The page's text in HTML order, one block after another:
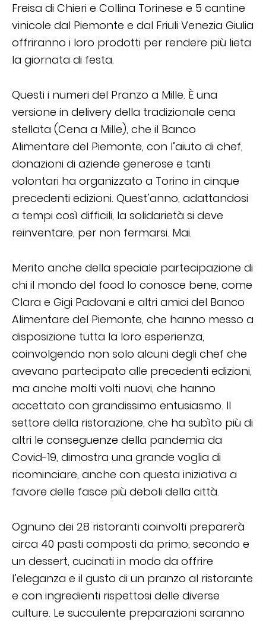
Freisa di Chieri e Collina Torinese e 5 cantine
vinicole dal Piemonte e dal Friuli Venezia Giulia
offriranno i loro prodotti per rendere più lieta
la giornata di festa.
Questi i numeri del Pranzo a Mille. È una
versione in delivery della tradizionale cena
stellata (Cena a Mille), che il Banco
Alimentare del Piemonte, con l’aiuto di chef,
donazioni di aziende generose e tanti
volontari ha organizzato a Torino in cinque
precedenti edizioni. Quest’anno, adattandosi
a tempi così difficili, la solidarietà si deve
reinventare, per non fermarsi. Mai.
Merito anche della speciale partecipazione di
chi il mondo del food lo conosce bene, come
Clara e Gigi Padovani e altri amici del Banco
Alimentare del Piemonte, che hanno messo a
disposizione tutta la loro esperienza,
coinvolgendo non solo alcuni degli chef che
avevano partecipato alle precedenti edizioni,
ma anche molti volti nuovi, che hanno
accettato con grandissimo entusiasmo. Il
settore della ristorazione, che ha subìto più di
altri le conseguenze della pandemia da
Covid-19, dimostra una grande voglia di
ricominciare, anche con questa iniziativa a
favore delle fasce più deboli della città.
Ognuno dei 28 ristoranti coinvolti preparerà
circa 40 pasti composti da primo, secondo e
un dessert, cucinati in modo da offrire
l’eleganza e il gusto di un pranzo al ristorante
e con ingredienti rispettosi delle diverse
culture. Le succulente preparazioni saranno